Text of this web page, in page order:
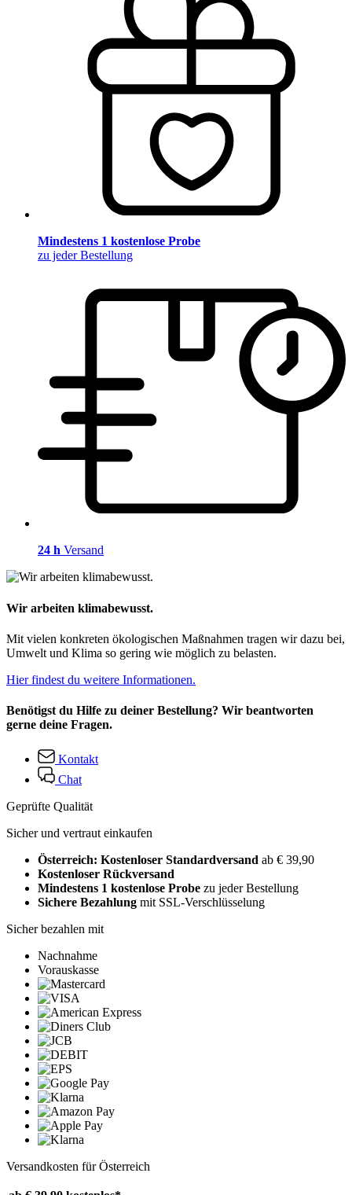
Mindestens 1 kostenlose Probe
zu jeder Bestellung
24 h Versand
Wir arbeiten klimabewusst.
Mit vielen konkreten ökologischen Maßnahmen tragen wir dazu bei,
Umwelt und Klima so gering wie möglich zu belasten.
Hier findest du weitere Informationen.
Benötigst du Hilfe zu deiner Bestellung? Wir beantworten
gerne deine Fragen.
Kontakt
Chat
Geprüfte Qualität
Sicher und vertraut einkaufen
Österreich: Kostenloser Standardversand ab € 39,90
Kostenloser Rückversand
Mindestens 1 kostenlose Probe zu jeder Bestellung
Sichere Bezahlung mit SSL-Verschlüsselung
Sicher bezahlen mit
Nachnahme
Vorauskasse
Versandkosten für Österreich